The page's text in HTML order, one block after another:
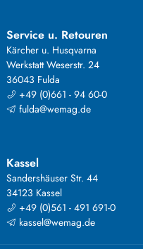
Service u. Retouren
Kärcher u. Husqvarna
Werkstatt Weserstr. 24
36043 Fulda
+49 (0)661 - 94 60-0
fulda@wemag.de
Kassel
Sandershäuser Str. 44
34123 Kassel
+49 (0)561 - 491 691-0
kassel@wemag.de